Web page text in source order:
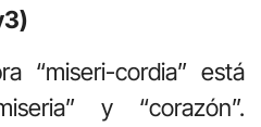
“miseri-cordia” está
y “corazón”.